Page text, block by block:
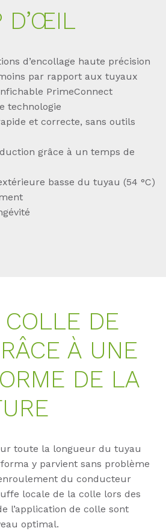
D’ŒIL
d’encollage haute précision
par rapport aux tuyaux
PrimeConnect
technologie
et correcte, sans outils
grâce à un temps de
basse du tuyau (54 °C)
DE
À UNE
DE LA
toute la longueur du tuyau
y parvient sans problème
du conducteur
locale de la colle lors des
l’application de colle sont
optimal.